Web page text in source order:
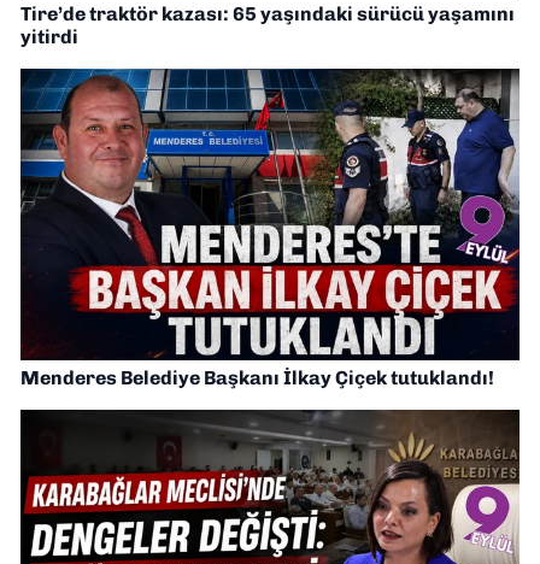
Tire’de traktör kazası: 65 yaşındaki sürücü yaşamını
yitirdi
Menderes Belediye Başkanı İlkay Çiçek tutuklandı!